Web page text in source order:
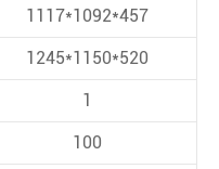
1117*1092*457
1245*1150*520
1
100